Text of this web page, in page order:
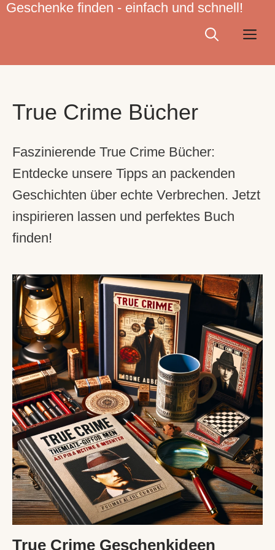
Zum
Geschenke finden - einfach und schnell!
True Crime Bücher
Faszinierende True Crime Bücher:
Entdecke unsere Tipps an packenden
Geschichten über echte Verbrechen. Jetzt
inspirieren lassen und perfektes Buch
finden!
True Crime Geschenkideen